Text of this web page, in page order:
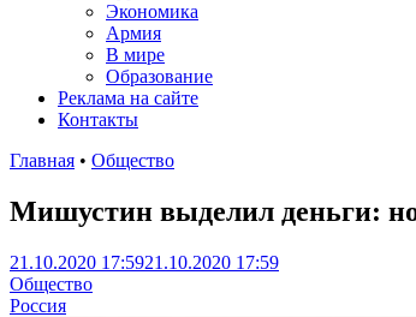
Экономика
Армия
В мире
Образование
Реклама на сайте
Контакты
Главная • Общество
Мишустин выделил деньги:
21.10.2020 17:5921.10.2020 17:59
Общество
Россия